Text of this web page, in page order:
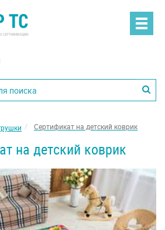
Сертификат на детский коврик
на детский коврик